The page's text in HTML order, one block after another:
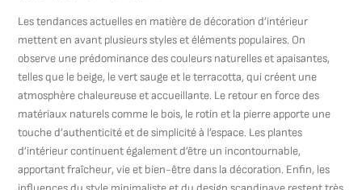
Les tendances actuelles en matière de décoration d’intérieur
mettent en avant plusieurs styles et éléments populaires. On
observe une prédominance des couleurs naturelles et apaisantes,
telles que le beige, le vert sauge et le terracotta, qui créent une
atmosphère chaleureuse et accueillante. Le retour en force des
matériaux naturels comme le bois, le rotin et la pierre apporte une
touche d’authenticité et de simplicité à l’espace. Les plantes
d’intérieur continuent également d’être un incontournable,
apportant fraîcheur, vie et bien-être dans la décoration. Enfin, les